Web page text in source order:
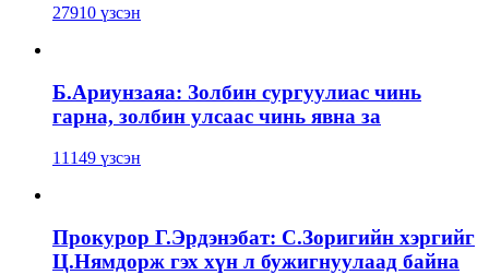
27910 үзсэн
Б.Ариунзаяа: Золбин сургуулиас чинь
гарна, золбин улсаас чинь явна за
11149 үзсэн
Прокурор Г.Эрдэнэбат: С.Зоригийн хэргийг
Ц.Нямдорж гэх хүн л бужигнуулаад байна